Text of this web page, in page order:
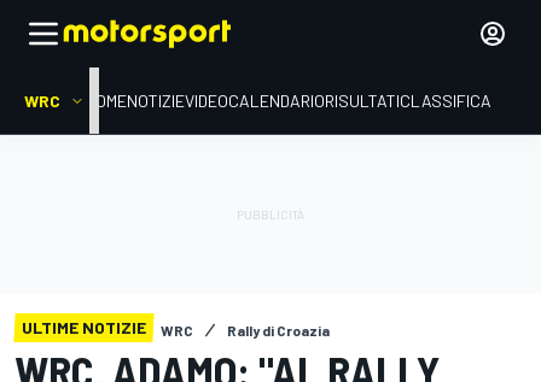
WRC HOMENOTIZIEVIDEOCALENDARIORISULTATICLASSIFICA
ULTIME NOTIZIE WRC Rally di Croazia
WRC, ADAMO: "AL RALLY